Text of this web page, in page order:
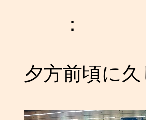
：
夕方前頃に